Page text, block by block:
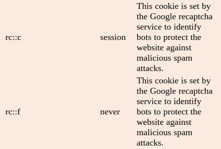
rc::c session
This cookie is set by
the Google recaptcha
service to identify
bots to protect the
website against
malicious spam
attacks.
rc::f never
This cookie is set by
the Google recaptcha
service to identify
bots to protect the
website against
malicious spam
attacks.